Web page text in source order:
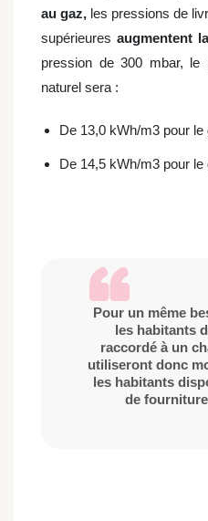
au gaz, les pressions de
supérieures augmentent
pression de 300 mbar, le
naturel sera :
De 13,0 kWh/m3 pour le
De 14,5 kWh/m3 pour le
Pour un même
les habitants
raccordé à un
utiliseront donc
les habitants
de